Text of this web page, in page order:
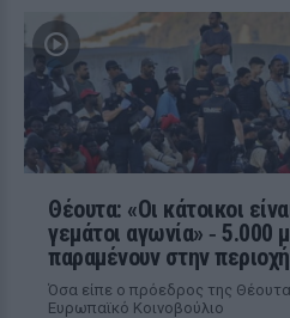
Θέουτα: «Οι κάτοικοι
γεμάτοι αγωνία» ‑ 5.000
παραμένουν στην περιοχή
Όσα είπε ο πρόεδρος της
Ευρωπαϊκό Κοινοβούλιο